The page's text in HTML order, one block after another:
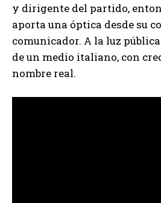
y dirigente del partido,
aporta una óptica desde su
comunicador. A la luz
de un medio italiano, con
nombre real.